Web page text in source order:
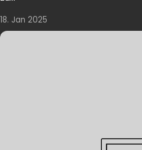
18. Jan 2025